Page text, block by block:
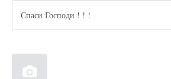
Спаси Господи ! ! !